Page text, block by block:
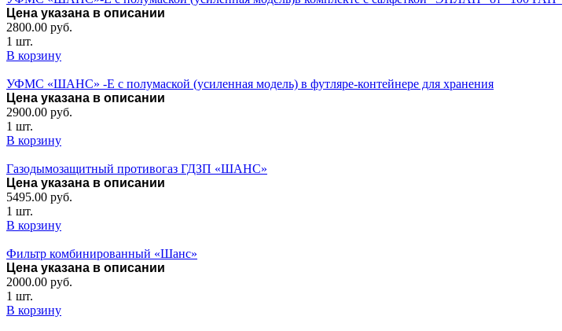
Цена указана в описании
2800.00 руб.
1 шт.
В корзину
УФМС «ШАНС» -Е с полумаской (усиленная модель) в футляре-контейнере для хранения
Цена указана в описании
2900.00 руб.
1 шт.
В корзину
Газодымозащитный противогаз ГДЗП «ШАНС»
Цена указана в описании
5495.00 руб.
1 шт.
В корзину
Фильтр комбинированный «Шанс»
Цена указана в описании
2000.00 руб.
1 шт.
В корзину